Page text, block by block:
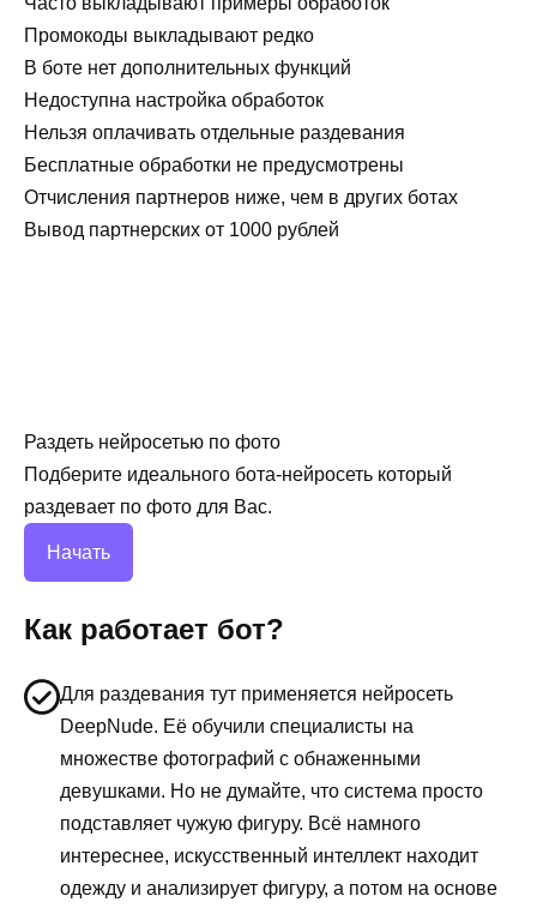
Промокоды выкладывают редко
В боте нет дополнительных функций
Недоступна настройка обработок
Нельзя оплачивать отдельные раздевания
Бесплатные обработки не предусмотрены
Отчисления партнеров ниже, чем в других ботах
Вывод партнерских от 1000 рублей
Раздеть нейросетью по фото
Подберите идеального бота-нейросеть который
раздевает по фото для Вас.
Начать
Как работает бот?
Для раздевания тут применяется нейросеть
DeepNude. Её обучили специалисты на
множестве фотографий с обнаженными
девушками. Но не думайте, что система просто
подставляет чужую фигуру. Всё намного
интереснее, искусственный интеллект находит
одежду и анализирует фигуру, а потом на основе